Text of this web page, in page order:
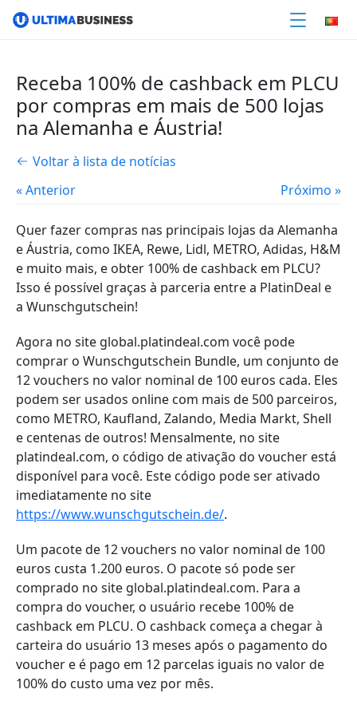
Receba 100% de cashback em PLCU
por compras em mais de 500 lojas
na Alemanha e Áustria!
Voltar à lista de notícias
« Anterior
Próximo »
Quer fazer compras nas principais lojas da Alemanha
e Áustria, como IKEA, Rewe, Lidl, METRO, Adidas, H&M
e muito mais, e obter 100% de cashback em PLCU?
Isso é possível graças à parceria entre a PlatinDeal e
a Wunschgutschein!
Agora no site global.platindeal.com você pode
comprar o Wunschgutschein Bundle, um conjunto de
12 vouchers no valor nominal de 100 euros cada. Eles
podem ser usados online com mais de 500 parceiros,
como METRO, Kaufland, Zalando, Media Markt, Shell
e centenas de outros! Mensalmente, no site
platindeal.com, o código de ativação do voucher está
disponível para você. Este código pode ser ativado
imediatamente no site
https://www.wunschgutschein.de/.
Um pacote de 12 vouchers no valor nominal de 100
euros custa 1.200 euros. O pacote só pode ser
comprado no site global.platindeal.com. Para a
compra do voucher, o usuário recebe 100% de
cashback em PLCU. O cashback começa a chegar à
carteira do usuário 13 meses após o pagamento do
voucher e é pago em 12 parcelas iguais no valor de
100% do custo uma vez por mês.